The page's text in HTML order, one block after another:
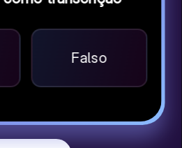
Falso